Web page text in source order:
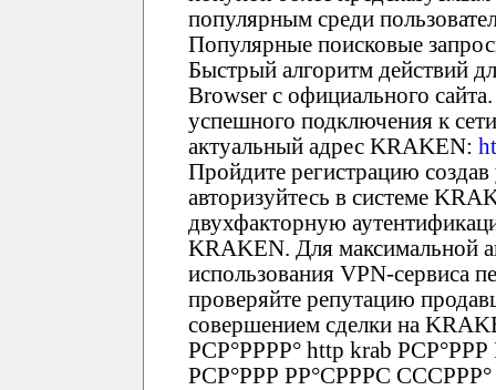
популярным среди
Популярные поисковые
Быстрый алгоритм действий
Browser с официального
успешного подключения к
актуальный адрес KRAKEN:
Пройдите регистрацию
авторизуйтесь в системе
двухфакторную
KRAKEN. Для максимальной
использования VPN-сервиса
проверяйте репутацию
совершением сделки на
РСР°РРРР° http krab
РСР°РРР РР°СРРРС СССРРР°